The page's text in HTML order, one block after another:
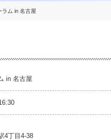
ム in 名古屋
in 名古屋
4丁目4-38